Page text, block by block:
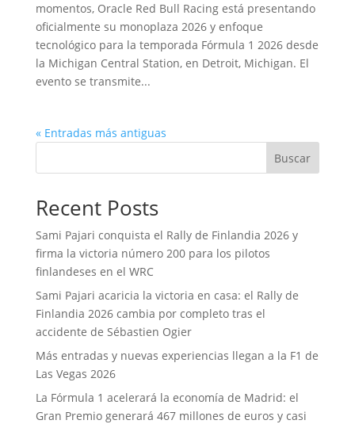
momentos, Oracle Red Bull Racing está presentando
oficialmente su monoplaza 2026 y enfoque
tecnológico para la temporada Fórmula 1 2026 desde
la Michigan Central Station, en Detroit, Michigan. El
evento se transmite...
« Entradas más antiguas
Buscar
Recent Posts
Sami Pajari conquista el Rally de Finlandia 2026 y
firma la victoria número 200 para los pilotos
finlandeses en el WRC
Sami Pajari acaricia la victoria en casa: el Rally de
Finlandia 2026 cambia por completo tras el
accidente de Sébastien Ogier
Más entradas y nuevas experiencias llegan a la F1 de
Las Vegas 2026
La Fórmula 1 acelerará la economía de Madrid: el
Gran Premio generará 467 millones de euros y casi